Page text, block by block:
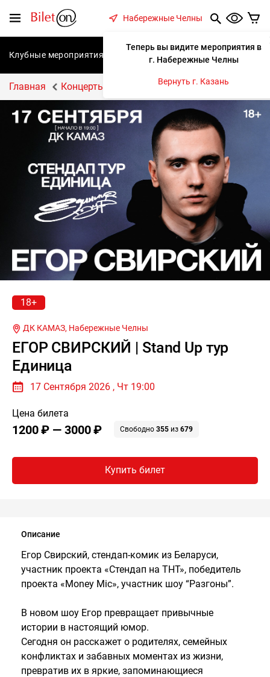
Меню
Набережные Челны
Теперь вы видите мероприятия в
г. Набережные Челны
Вернуть г. Казань
Клубные мероприятия Концерты Спектакли
Главная Концерты ЕГОР СВИРСКИЙ | Stand Up тур
18+
ДК КАМАЗ, Набережные Челны
ЕГОР СВИРСКИЙ | Stand Up тур
Единица
17 Сентября 2026 , Чт 19:00
Цена билета
1200 ₽ — 3000 ₽ Свободно355 из679
Купить билет
Описание
Егор Свирский, стендап-комик из Беларуси,
участник проекта «Стендап на ТНТ», победитель
проекта «Money Mic», участник шоу “Разгоны”.
В новом шоу Егор превращает привычные
истории в настоящий юмор.
Сегодня он расскажет о родителях, семейных
конфликтах и забавных моментах из жизни,
превратив их в яркие, запоминающиеся